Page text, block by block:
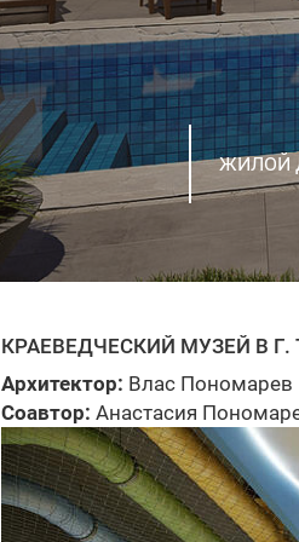
ЖИЛОЙ
ПРОЕКТ
Г.
КРАЕВЕДЧЕСКИЙ МУЗЕЙ В Г.
Архитектор: Влас Пономарев
Соавтор:Анастасия